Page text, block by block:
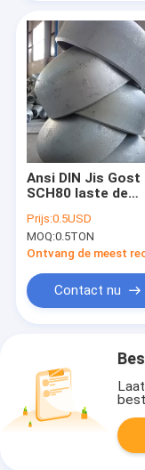
Ansi DIN Jis Gost
SCH80 laste de
de Staalpijp GLB 1/
- 72“
Prijs:0.5USD
MOQ:0.5TON
Contact nu